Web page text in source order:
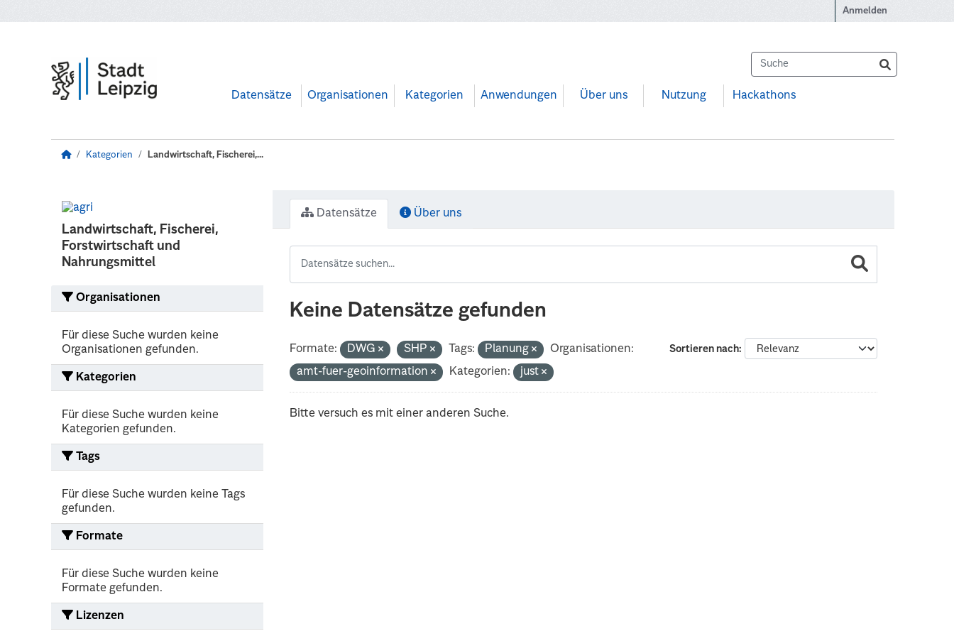
Anmelden
Datensätze Organisationen Kategorien Anwendungen Über uns Nutzung Hackathons
Kategorien Landwirtschaft, Fischerei,...
Landwirtschaft, Fischerei,
Forstwirtschaft und
Nahrungsmittel
Organisationen
Für diese Suche wurden keine
Organisationen gefunden.
Kategorien
Für diese Suche wurden keine
Kategorien gefunden.
Tags
Für diese Suche wurden keine Tags
gefunden.
Formate
Für diese Suche wurden keine
Formate gefunden.
Lizenzen
Datensätze Über uns
Keine Datensätze gefunden
Sortieren nach
Formate: DWG SHP Tags: Planung
Organisationen:
amt-fuer-geoinformation
Kategorien: just
Bitte versuch es mit einer anderen Suche.